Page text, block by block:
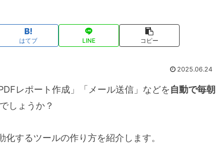
はてブ LINE コピー
2025.06.24
レポート作成」「メール送信」などを自動で毎朝
しょうか？
するツールの作り方を紹介します。